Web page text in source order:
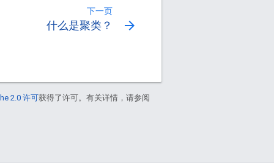
下一页
什么是聚类？ arrow_forward
2.0 许可获得了许可。有关详情，请参阅